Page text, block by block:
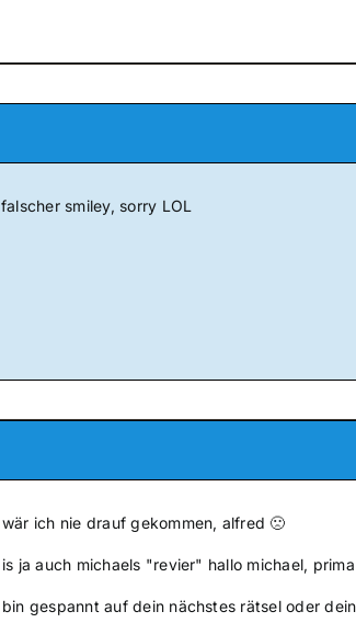
falscher smiley, sorry LOL
wär ich nie drauf gekommen, alfred 🙁
is ja auch michaels "revier" hallo michael,
bin gespannt auf dein nächstes rätsel oder